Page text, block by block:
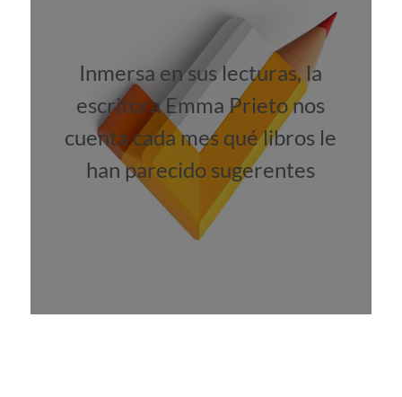
Inmersa en sus lecturas, la
escritora Emma Prieto nos
cuenta cada mes qué libros le
han parecido sugerentes